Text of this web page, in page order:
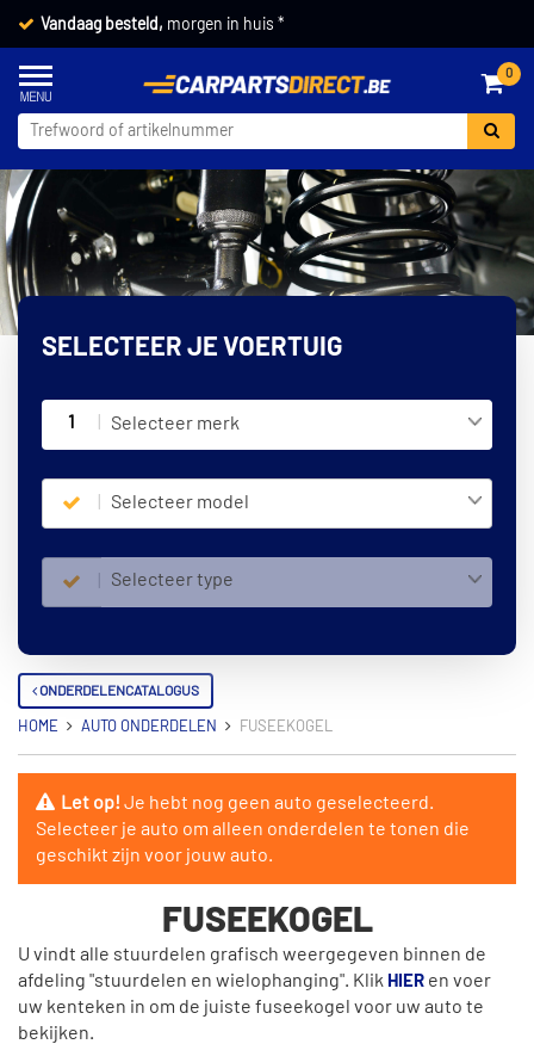
Vandaag besteld, morgen in huis *
0
SELECTEER JE VOERTUIG
1 Selecteer merk
Selecteer model
Selecteer type
ONDERDELENCATALOGUS
HOME AUTO ONDERDELEN FUSEEKOGEL
Let op!Je hebt nog geen auto geselecteerd.
Selecteer je auto om alleen onderdelen te tonen die
geschikt zijn voor jouw auto.
FUSEEKOGEL
U vindt alle stuurdelen grafisch weergegeven binnen de
afdeling "stuurdelen en wielophanging". Klik HIER en voer
uw kenteken in om de juiste fuseekogel voor uw auto te
bekijken.